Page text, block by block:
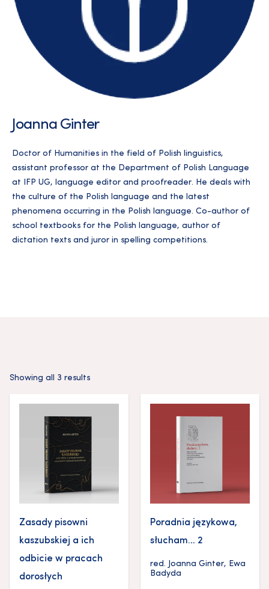
Joanna Ginter
Doctor of Humanities in the field of Polish linguistics,
assistant professor at the Department of Polish Language
at IFP UG, language editor and proofreader. He deals with
the culture of the Polish language and the latest
phenomena occurring in the Polish language. Co-author of
school textbooks for the Polish language, author of
dictation texts and juror in spelling competitions.
Showing all 3 results
Zasady pisowni
kaszubskiej a ich
odbicie w pracach
dorosłych
Poradnia językowa,
słucham… 2
red. Joanna Ginter, Ewa
Badyda